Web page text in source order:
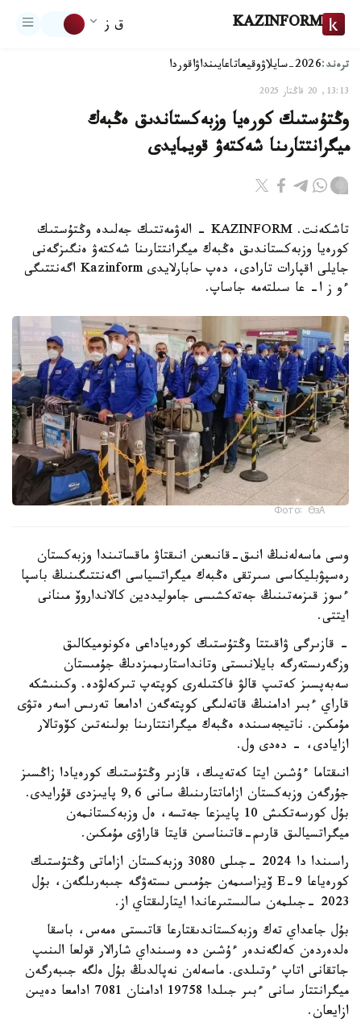
KAZINFORM ق ز
ترەند:2026-سايلاۋ وقيعاتاعايىنداۋاقوردا
13:13, 20 قاڭتار 2025
وڭتۇستىك كورەيا وزبەكستاندىق ەڭبەك
ميگرانتتارىنا شەكتەۋ قويمايدى
تاشكەنت. KAZINFORM - الەۋمەتتىك جەلىدە وڭتۇستىك
كورەيا وزبەكستاندىق ەڭبەك ميگرانتتارىنا شەكتەۋ ەنگىزگەنى
جايلى اقپارات تارادى، دەپ حابارلايدى Kazinform اگەنتتىگى
ءو ز ا- عا سىلتەمە جاساپ.
Фото: ӨзА
وسى ماسەلەنىڭ انىق-قانىعىن انىقتاۋ ماقساتىندا وزبەكستان
رەسپۋبليكاسى سىرتقى ەڭبەك ميگراتسياسى اگەنتتىگىنىڭ باسپا
ءسوز قىزمەتىنىڭ جەتەكشىسى جاموليددين كالانداروۆ مىنانى
ايتتى.
- قازىرگى ۋاقىتتا وڭتۇستىك كورەياداعى ەكونوميكالىق
وزگەرىستەرگە بايلانىستى وتانداستارىمىزدىڭ جۇمىستان
سەبەپسىز كەتىپ قالۋ فاكتىلەرى كوپتەپ تىركەلۋدە. وكىنىشكە
قاراي ءبىر ادامنىڭ قاتەلىگى كوپتەگەن ادامعا تەرىس اسەر ەتۋى
مۇمكىن. ناتيجەسىندە ەڭبەك ميگرانتتارىنا بولىنەتىن كۆوتالار
ازايادى، - دەدى ول.
انىقتاما ءۇشىن ايتا كەتەيىك، قازىر وڭتۇستىك كورەيادا زاڭسىز
جۇرگەن وزبەكستان ازاماتتارىنىڭ سانى 9,6 پايىزدى قۇرايدى.
بۇل كورسەتكىش 10 پايىزعا جەتسە، ەل وزبەكستانمەن
ميگراتسيالىق قارىم-قاتىناسىن قايتا قاراۋى مۇمكىن.
راسىندا دا 2024 -جىلى 3080 وزبەكستان ازاماتى وڭتۇستىك
كورەياعا E-9 ۆيزاسىمەن جۇمىس ىستەۋگە جىبەرىلگەن، بۇل
2023 -جىلمەن سالىستىرعاندا ايتارلىقتاي از.
بۇل جاعداي تەك وزبەكستاندىقتارعا قاتىستى ەمەس، باسقا
ەلدەردەن كەلگەندەر ءۇشىن دە وسىنداي شارالار قولعا الىنىپ
جاتقانى اتاپ ءوتىلدى. ماسەلەن نەپالدىڭ بۇل ەلگە جىبەرگەن
ميگرانتتار سانى ءبىر جىلدا 19758 ادامنان 7081 ادامعا دەيىن
ازايعان.